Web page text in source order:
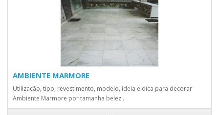
AMBIENTE MARMORE
Utilização, tipo, revestimento, modelo, ideia e dica para decorar
Ambiente Marmore por tamanha belez..